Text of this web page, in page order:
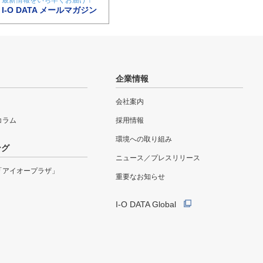
I-O DATA メールマガジン
ラム
イオープラザ」
企業情報
会社案内
採用情報
環境への取り組み
ニュース／プレスリリース
重要なお知らせ
I-O DATA Global